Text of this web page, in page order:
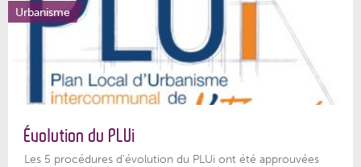
Urbanisme
Évolution du PLUi
Les 5 procédures d’évolution du PLUi ont été approuvées